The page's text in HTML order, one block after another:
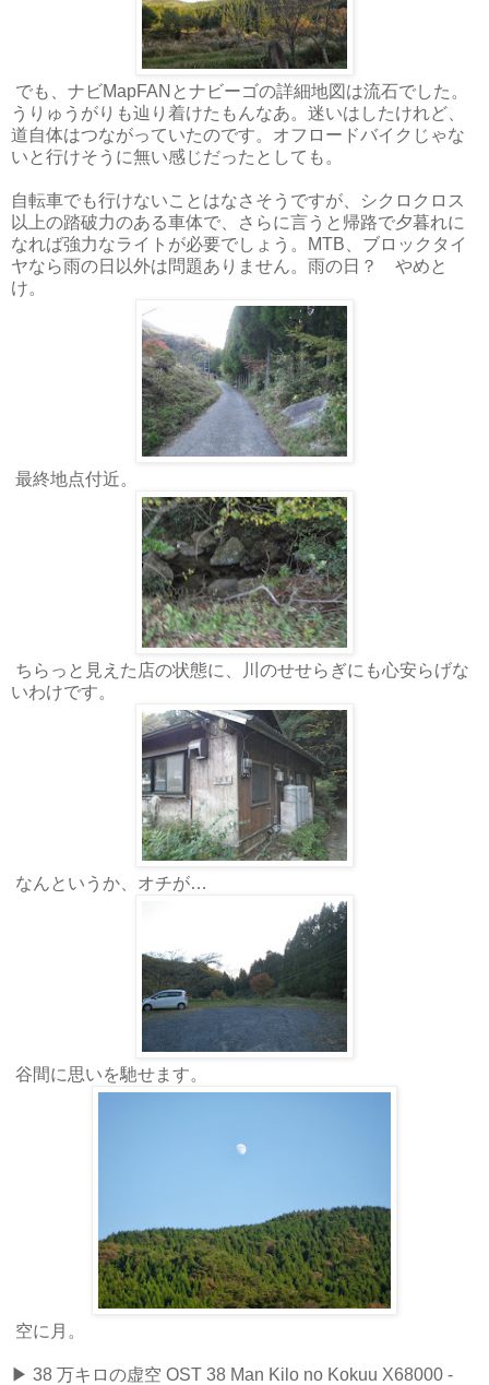
でも、ナビMapFANとナビーゴの詳細地図は流石でした。
うりゅうがりも辿り着けたもんなあ。迷いはしたけれど、
道自体はつながっていたのです。オフロードバイクじゃな
いと行けそうに無い感じだったとしても。
自転車でも行けないことはなさそうですが、シクロクロス
以上の踏破力のある車体で、さらに言うと帰路で夕暮れに
なれば強力なライトが必要でしょう。MTB、ブロックタイ
ヤなら雨の日以外は問題ありません。雨の日？ やめと
け。
最終地点付近。
ちらっと見えた店の状態に、川のせせらぎにも心安らげな
いわけです。
なんというか、オチが…
谷間に思いを馳せます。
空に月。
▶ 38 万キロの虚空 OST 38 Man Kilo no Kokuu X68000 -